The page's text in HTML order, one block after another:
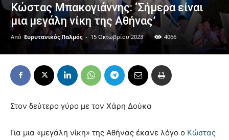
Κώστας Μπακογιάννης: ‘Σήμερα είναι
μια μεγάλη νίκη της Αθήνας’
Από Ευρυτανικός Παλμός - 15 Οκτωβρίου 2023 4066
Στον δεύτερο γύρο με τον Χάρη Δούκα
Για μια «μεγάλη νίκη» της Αθήνας έκανε λόγο ο Κώστας